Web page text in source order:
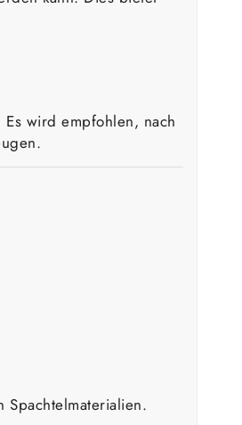
wird empfohlen, nach
Spachtelmaterialien.